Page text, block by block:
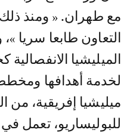
مع طهران. « ومنذ ذلك
التعاون طابعا سريا
الميليشيا
لخدمة أهدافها
ميليشيا إفريقية،
للبوليساريو، تعمل